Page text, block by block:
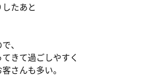
たあと
、
きて過ごしやすく
さんも多い。